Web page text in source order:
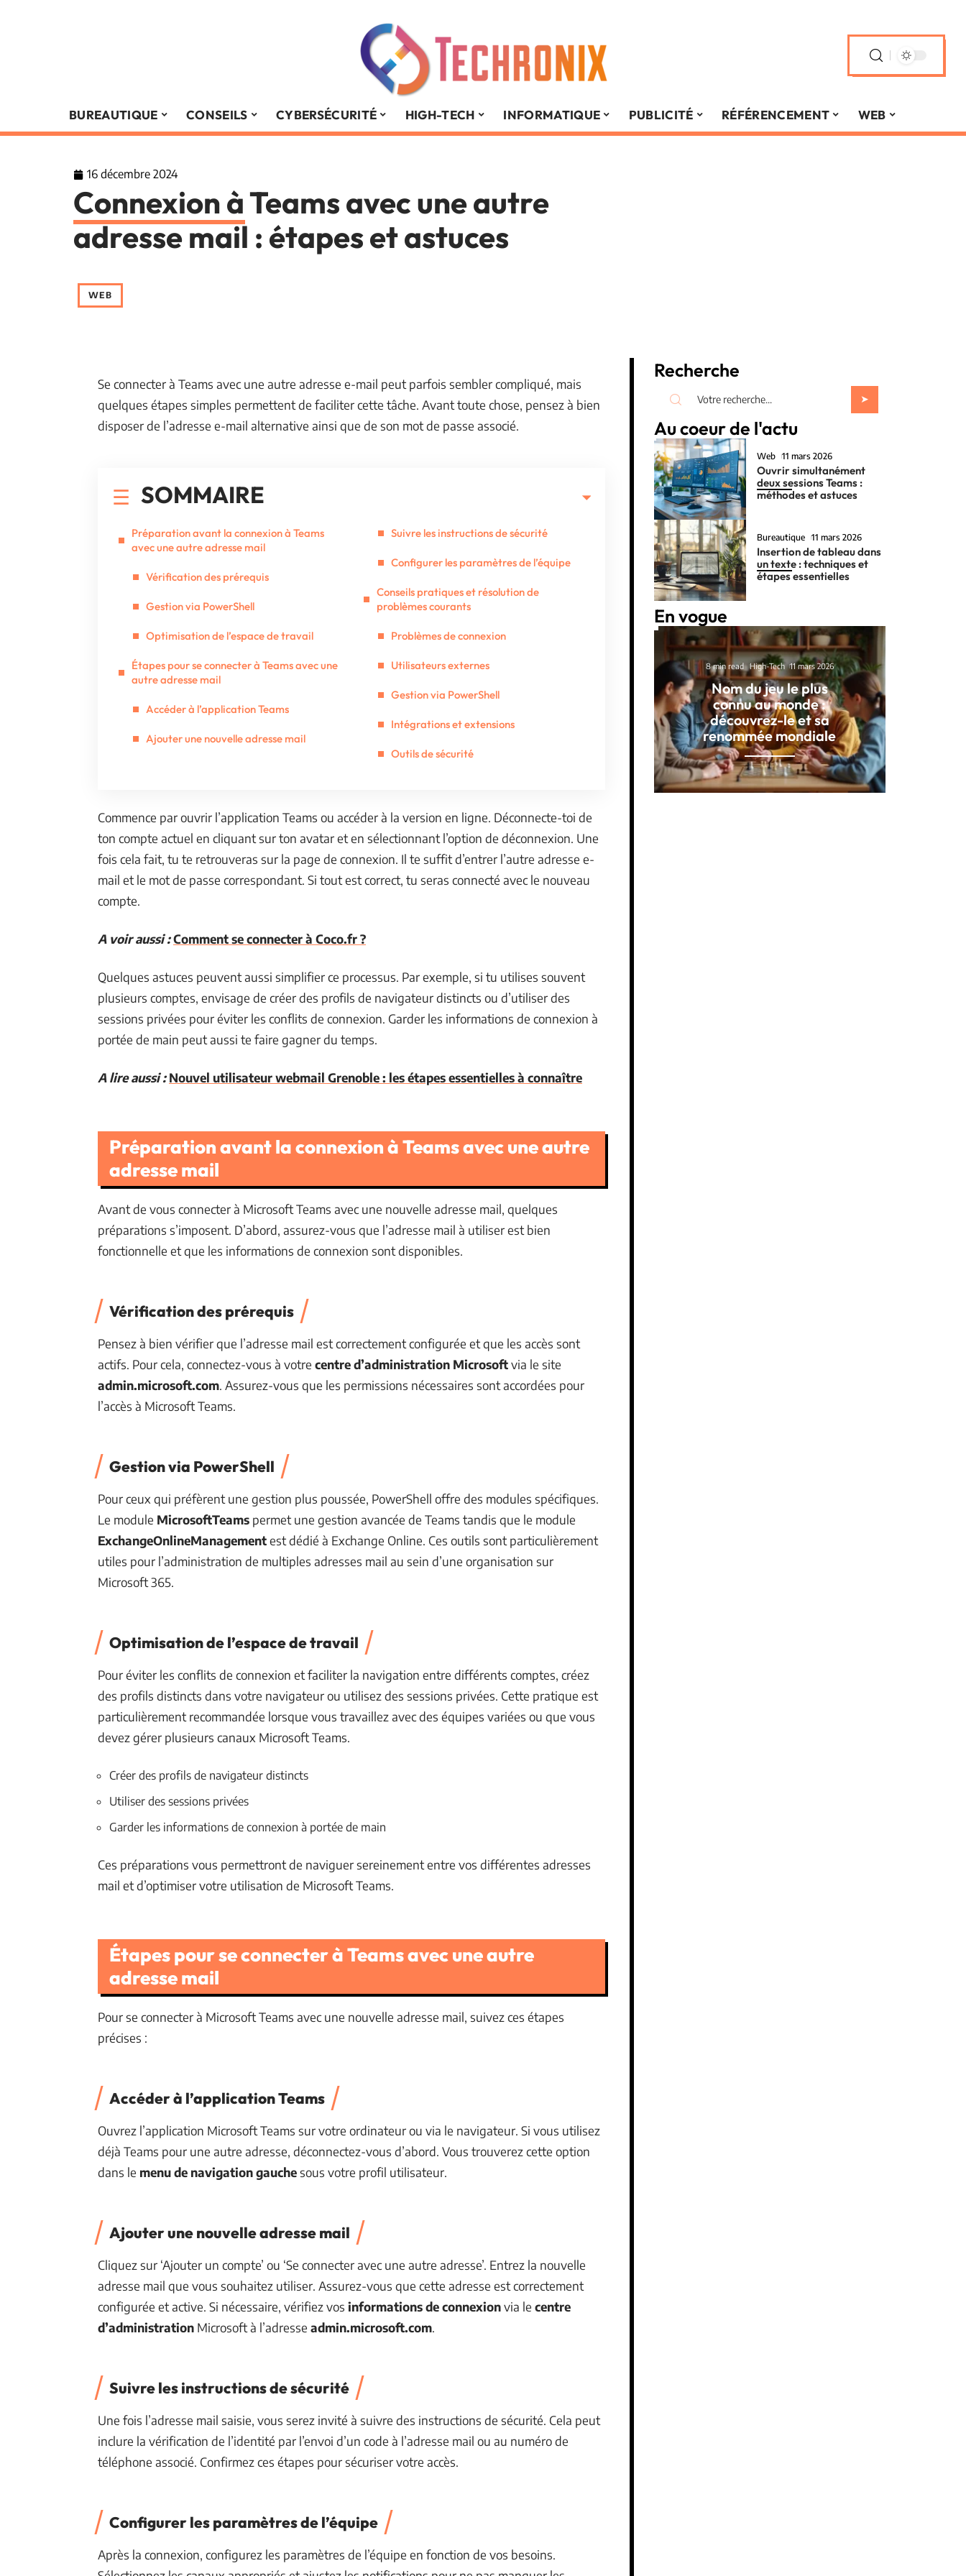
BUREAUTIQUE CONSEILS CYBERSÉCURITÉ HIGH-TECH INFORMATIQUE PUBLICITÉ RÉFÉRENCEMENT WEB
16 décembre 2024
Connexion à Teams avec une autre
adresse mail : étapes et astuces
WEB
Se connecter à Teams avec une autre adresse e-mail peut parfois sembler compliqué, mais
quelques étapes simples permettent de faciliter cette tâche. Avant toute chose, pensez à bien
disposer de l’adresse e-mail alternative ainsi que de son mot de passe associé.
SOMMAIRE
Préparation avant la connexion à Teams
avec une autre adresse mail
Vérification des prérequis
Gestion via PowerShell
Optimisation de l’espace de travail
Étapes pour se connecter à Teams avec une
autre adresse mail
Accéder à l’application Teams
Ajouter une nouvelle adresse mail
Suivre les instructions de sécurité
Configurer les paramètres de l’équipe
Conseils pratiques et résolution de
problèmes courants
Problèmes de connexion
Utilisateurs externes
Gestion via PowerShell
Intégrations et extensions
Outils de sécurité
Commence par ouvrir l’application Teams ou accéder à la version en ligne. Déconnecte-toi de
ton compte actuel en cliquant sur ton avatar et en sélectionnant l’option de déconnexion. Une
fois cela fait, tu te retrouveras sur la page de connexion. Il te suffit d’entrer l’autre adresse e-
mail et le mot de passe correspondant. Si tout est correct, tu seras connecté avec le nouveau
compte.
A voir aussi :Comment se connecter à Coco.fr ?
Quelques astuces peuvent aussi simplifier ce processus. Par exemple, si tu utilises souvent
plusieurs comptes, envisage de créer des profils de navigateur distincts ou d’utiliser des
sessions privées pour éviter les conflits de connexion. Garder les informations de connexion à
portée de main peut aussi te faire gagner du temps.
A lire aussi : Nouvel utilisateur webmail Grenoble : les étapes essentielles à connaître
Préparation avant la connexion à Teams avec une autre
adresse mail
Avant de vous connecter à Microsoft Teams avec une nouvelle adresse mail, quelques
préparations s’imposent. D’abord, assurez-vous que l’adresse mail à utiliser est bien
fonctionnelle et que les informations de connexion sont disponibles.
Vérification des prérequis
Pensez à bien vérifier que l’adresse mail est correctement configurée et que les accès sont
actifs. Pour cela, connectez-vous à votre centre d’administration Microsoftvia le site
admin.microsoft.com. Assurez-vous que les permissions nécessaires sont accordées pour
l’accès à Microsoft Teams.
Gestion via PowerShell
Pour ceux qui préfèrent une gestion plus poussée, PowerShell offre des modules spécifiques.
Le module MicrosoftTeams permet une gestion avancée de Teams tandis que le module
ExchangeOnlineManagementest dédié à Exchange Online. Ces outils sont particulièrement
utiles pour l’administration de multiples adresses mail au sein d’une organisation sur
Microsoft 365.
Optimisation de l’espace de travail
Pour éviter les conflits de connexion et faciliter la navigation entre différents comptes, créez
des profils distincts dans votre navigateur ou utilisez des sessions privées. Cette pratique est
particulièrement recommandée lorsque vous travaillez avec des équipes variées ou que vous
devez gérer plusieurs canaux Microsoft Teams.
Créer des profils de navigateur distincts
Utiliser des sessions privées
Garder les informations de connexion à portée de main
Ces préparations vous permettront de naviguer sereinement entre vos différentes adresses
mail et d’optimiser votre utilisation de Microsoft Teams.
Étapes pour se connecter à Teams avec une autre
adresse mail
Pour se connecter à Microsoft Teams avec une nouvelle adresse mail, suivez ces étapes
précises :
Accéder à l’application Teams
Ouvrez l’application Microsoft Teams sur votre ordinateur ou via le navigateur. Si vous utilisez
déjà Teams pour une autre adresse, déconnectez-vous d’abord. Vous trouverez cette option
dans le menu de navigation gauchesous votre profil utilisateur.
Ajouter une nouvelle adresse mail
Cliquez sur ‘Ajouter un compte’ ou ‘Se connecter avec une autre adresse’. Entrez la nouvelle
adresse mail que vous souhaitez utiliser. Assurez-vous que cette adresse est correctement
configurée et active. Si nécessaire, vérifiez vos informations de connexionvia le centre
d’administration Microsoft à l’adresse admin.microsoft.com.
Suivre les instructions de sécurité
Une fois l’adresse mail saisie, vous serez invité à suivre des instructions de sécurité. Cela peut
inclure la vérification de l’identité par l’envoi d’un code à l’adresse mail ou au numéro de
téléphone associé. Confirmez ces étapes pour sécuriser votre accès.
Configurer les paramètres de l’équipe
Après la connexion, configurez les paramètres de l’équipe en fonction de vos besoins.
Recherche
Au coeur de l'actu
Web 11 mars 2026
Ouvrir simultanément
deux sessions Teams :
méthodes et astuces
Bureautique 11 mars 2026
Insertion de tableau dans
un texte : techniques et
étapes essentielles
En vogue
8 min read High-Tech 11 mars 2026
Nom du jeu le plus
connu au monde :
découvrez-le et sa
renommée mondiale